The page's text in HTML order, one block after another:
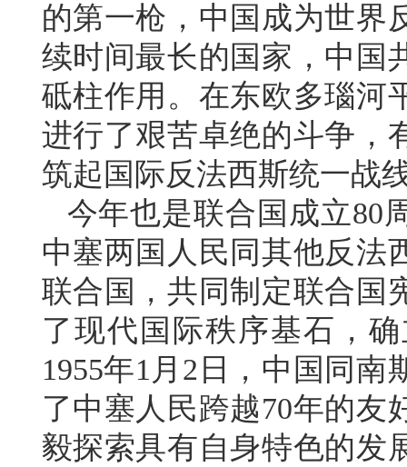
的第一枪，中国成为世界
续时间最长的国家，中国
砥柱作用。在东欧多瑙河
进行了艰苦卓绝的斗争，
筑起国际反法西斯统一战
今年也是联合国成立80
中塞两国人民同其他反法
联合国，共同制定联合国
了现代国际秩序基石，
1955年1月2日，中国同
了中塞人民跨越70年的友
毅探索具有自身特色的发